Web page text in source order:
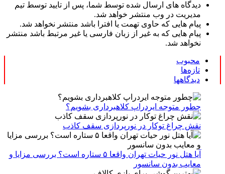
دیدگاه های ارسال شده توسط شما، پس از تایید توسط تیم
مدیریت در وب منتشر خواهد شد.
پیام هایی که حاوی تهمت یا افترا باشد منتشر نخواهد شد.
پیام هایی که به غیر از زبان فارسی یا غیر مرتبط باشد منتشر
نخواهد شد.
محبوب
تازه‌ها
دیدگاهها
چطور متوجه ایردراپ کلاهبرداری بشویم؟
نقش چراغ توکار در نورپردازی سقف کاذب
آیا هتل نور حیات تهران واقعا ۵ ستاره است؟ بررسی مزایا و
معایب بدون سانسور